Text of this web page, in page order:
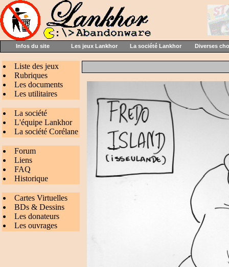
Infos du site Les jeux Lankhor La société Lankhor Diverses
Liste des jeux
Rubriques
Les documents
Les utilitaires
La société
L'équipe Lankhor
La société Corélane
Forum
Liens
FAQ
Historique
Cartes Virtuelles
BDs & Dessins
Les donateurs
Les ouvrages